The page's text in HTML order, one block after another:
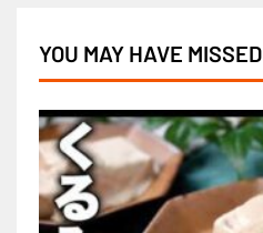
YOU MAY HAVE MISSED